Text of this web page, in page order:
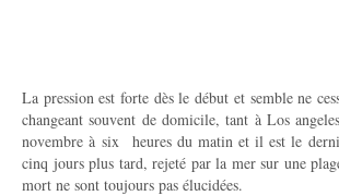
La pression est forte dès le début et semble ne
changeant souvent de domicile, tant à Los
novembre à six heures du matin et il est le
cinq jours plus tard, rejeté par la mer sur une
mort ne sont toujours pas élucidées.